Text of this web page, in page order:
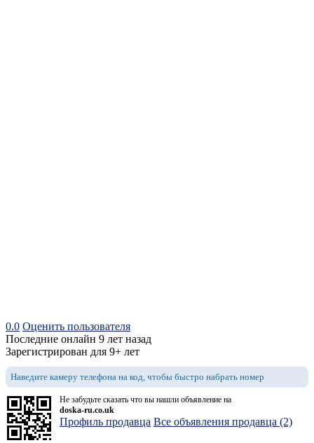
0.0 Оценить пользователя
Последние онлайн 9 лет назад
Зарегистрирован для 9+ лет
Наведите камеру телефона на код, чтобы быстро набрать номер
Не забудьте сказать что вы нашли объявление на
doska-ru.co.uk
Профиль продавца Все объявления продавца (2)